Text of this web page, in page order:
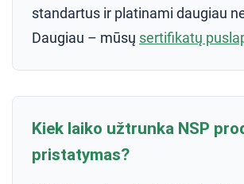
standartus ir platinami daugiau
Daugiau – mūsų sertifikatų
Kiek laiko užtrunka NSP
pristatymas?